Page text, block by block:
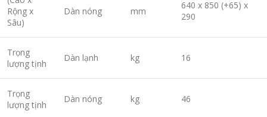
Rộng x
Sâu)
Dàn nóng mm
640 x 850 (+65) x
290
Trọng
lượng tịnh
Dàn lạnh kg 16
Trọng
lượng tịnh
Dàn nóng kg 46